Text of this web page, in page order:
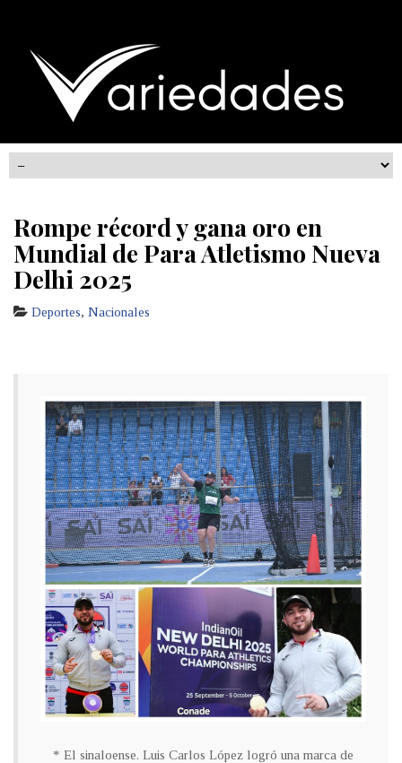
Rompe récord y gana oro en
Mundial de Para Atletismo Nueva
Delhi 2025
Deportes, Nacionales
* El sinaloense. Luis Carlos López logró una marca de